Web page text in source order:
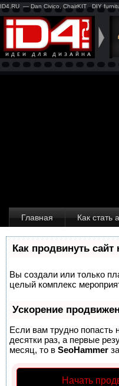
ID4.RU — Dan Civico, ChairKIT_ DIY
Главная Как стать
Как продвинуть
Вы создали или только
целый комплекс
Ускорение
Если вам трудно попасть
десятки раз, а первые
месяц, то в SeoHammer
Начать